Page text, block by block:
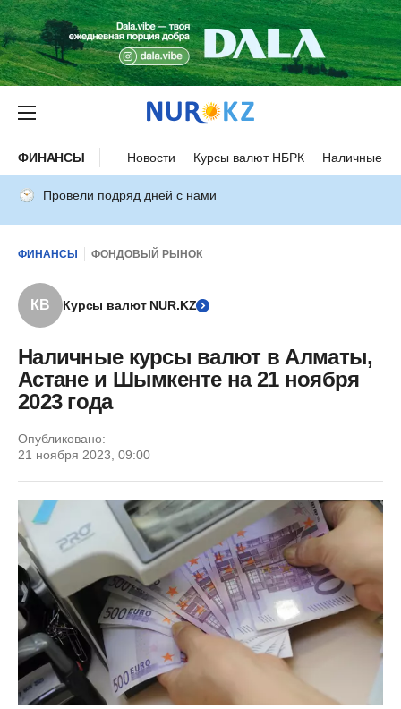
ФИНАНСЫ Новости Курсы валют НБРК Наличные
Провели подряд дней с нами
ФИНАНСЫ ФОНДОВЫЙ РЫНОК
КВ Курсы валют NUR.KZ
Наличные курсы валют в Алматы,
Астане и Шымкенте на 21 ноября
2023 года
Опубликовано:
21 ноября 2023, 09:00